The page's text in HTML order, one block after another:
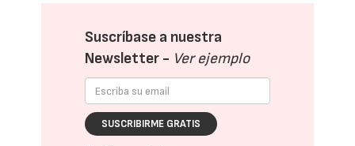
Suscríbase a nuestra
Newsletter - Ver ejemplo
SUSCRIBIRME GRATIS